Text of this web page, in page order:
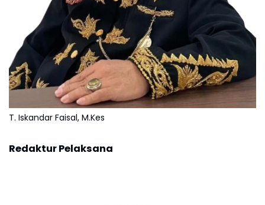
T. Iskandar Faisal, M.Kes
Redaktur Pelaksana